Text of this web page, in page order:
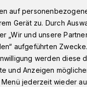
auf
Gerät zu. Durch
„Wir und unsere
aufgeführten
werden diese
und Anzeigen
jederzeit wieder